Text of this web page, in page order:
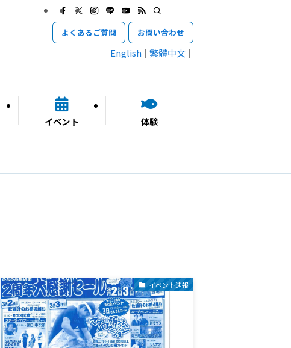
イベント 体験
よくあるご質問 お問い合わせ
English 繁體中文
イベント速報